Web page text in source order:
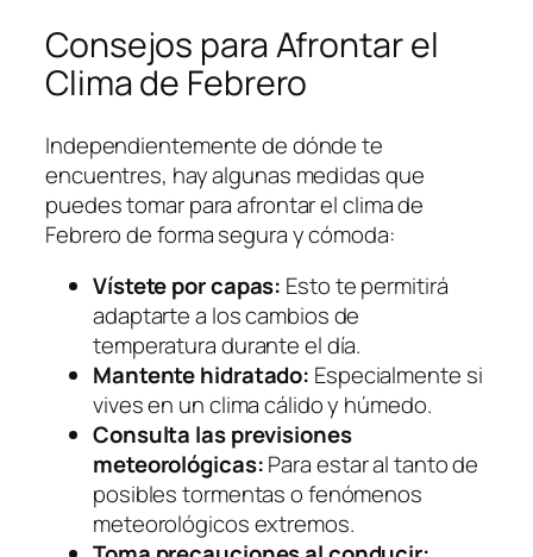
Consejos para Afrontar el
Clima de Febrero
Independientemente de dónde te
encuentres, hay algunas medidas que
puedes tomar para afrontar el clima de
Febrero de forma segura y cómoda:
Vístete por capas: Esto te permitirá
adaptarte a los cambios de
temperatura durante el día.
Mantente hidratado: Especialmente si
vives en un clima cálido y húmedo.
Consulta las previsiones
meteorológicas:Para estar al tanto de
posibles tormentas o fenómenos
meteorológicos extremos.